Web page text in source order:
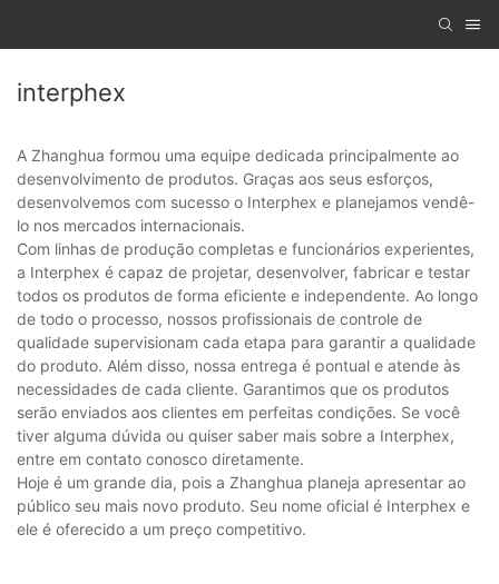
interphex
A Zhanghua formou uma equipe dedicada principalmente ao
desenvolvimento de produtos. Graças aos seus esforços,
desenvolvemos com sucesso o Interphex e planejamos vendê-
lo nos mercados internacionais.
Com linhas de produção completas e funcionários experientes,
a Interphex é capaz de projetar, desenvolver, fabricar e testar
todos os produtos de forma eficiente e independente. Ao longo
de todo o processo, nossos profissionais de controle de
qualidade supervisionam cada etapa para garantir a qualidade
do produto. Além disso, nossa entrega é pontual e atende às
necessidades de cada cliente. Garantimos que os produtos
serão enviados aos clientes em perfeitas condições. Se você
tiver alguma dúvida ou quiser saber mais sobre a Interphex,
entre em contato conosco diretamente.
Hoje é um grande dia, pois a Zhanghua planeja apresentar ao
público seu mais novo produto. Seu nome oficial é Interphex e
ele é oferecido a um preço competitivo.